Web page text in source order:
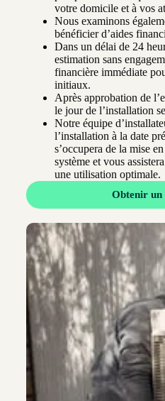
votre domicile et à vos
Nous examinons
bénéficier d’aides
Dans un délai de 24
estimation sans
financière immédiate
initiaux.
Après approbation de
le jour de l’installation
Notre équipe
l’installation à la date
s’occupera de la mise
système et vous
une utilisation optimale.
Obtenir un